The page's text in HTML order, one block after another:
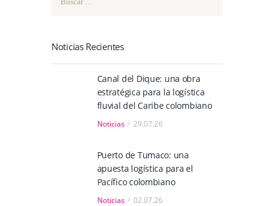
Noticias Recientes
Canal del Dique: una obra
estratégica para la logística
fluvial del Caribe colombiano
Noticias 29.07.26
Puerto de Tumaco: una
apuesta logística para el
Pacífico colombiano
Noticias 02.07.26